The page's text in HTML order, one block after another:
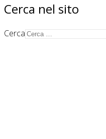
Cerca nel sito
Cerca